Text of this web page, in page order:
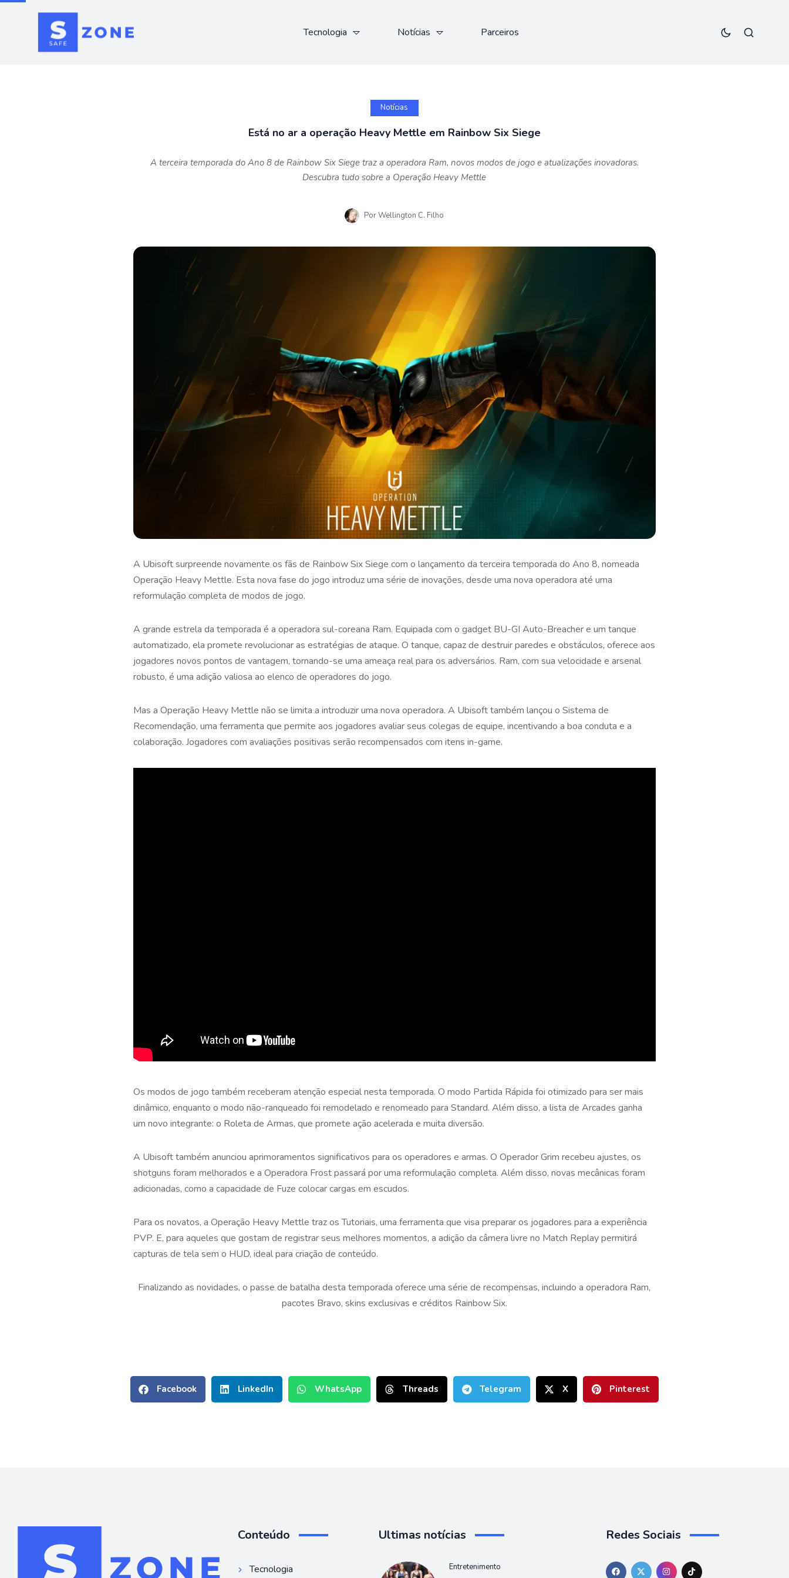
Tecnologia Notícias Parceiros
Notícias
Está no ar a operação Heavy Mettle em Rainbow Six Siege
A terceira temporada do Ano 8 de Rainbow Six Siege traz a operadora Ram, novos modos de jogo e atualizações inovadoras.
Descubra tudo sobre a Operação Heavy Mettle
PorWellington C. Filho
A Ubisoft surpreende novamente os fãs de Rainbow Six Siege com o lançamento da terceira temporada do Ano 8, nomeada
Operação Heavy Mettle. Esta nova fase do jogo introduz uma série de inovações, desde uma nova operadora até uma
reformulação completa de modos de jogo.
A grande estrela da temporada é a operadora sul-coreana Ram. Equipada com o gadget BU-GI Auto-Breacher e um tanque
automatizado, ela promete revolucionar as estratégias de ataque. O tanque, capaz de destruir paredes e obstáculos, oferece aos
jogadores novos pontos de vantagem, tornando-se uma ameaça real para os adversários. Ram, com sua velocidade e arsenal
robusto, é uma adição valiosa ao elenco de operadores do jogo.
Mas a Operação Heavy Mettle não se limita a introduzir uma nova operadora. A Ubisoft também lançou o Sistema de
Recomendação, uma ferramenta que permite aos jogadores avaliar seus colegas de equipe, incentivando a boa conduta e a
colaboração. Jogadores com avaliações positivas serão recompensados com itens in-game.
Os modos de jogo também receberam atenção especial nesta temporada. O modo Partida Rápida foi otimizado para ser mais
dinâmico, enquanto o modo não-ranqueado foi remodelado e renomeado para Standard. Além disso, a lista de Arcades ganha
um novo integrante: o Roleta de Armas, que promete ação acelerada e muita diversão.
A Ubisoft também anunciou aprimoramentos significativos para os operadores e armas. O Operador Grim recebeu ajustes, os
shotguns foram melhorados e a Operadora Frost passará por uma reformulação completa. Além disso, novas mecânicas foram
adicionadas, como a capacidade de Fuze colocar cargas em escudos.
Para os novatos, a Operação Heavy Mettle traz os Tutoriais, uma ferramenta que visa preparar os jogadores para a experiência
PVP. E, para aqueles que gostam de registrar seus melhores momentos, a adição da câmera livre no Match Replay permitirá
capturas de tela sem o HUD, ideal para criação de conteúdo.
Finalizando as novidades, o passe de batalha desta temporada oferece uma série de recompensas, incluindo a operadora Ram,
pacotes Bravo, skins exclusivas e créditos Rainbow Six.
Facebook LinkedIn WhatsApp Threads Telegram X Pinterest
Conteúdo
Tecnologia
Ultimas notícias
Entretenimento
Redes Sociais